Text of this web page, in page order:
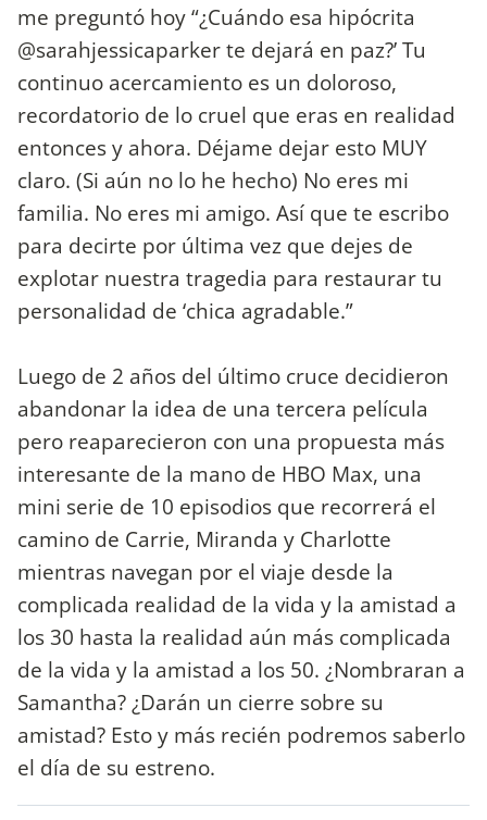
me preguntó hoy “¿Cuándo esa hipócrita
@sarahjessicaparker te dejará en paz?’ Tu
continuo acercamiento es un doloroso,
recordatorio de lo cruel que eras en realidad
entonces y ahora. Déjame dejar esto MUY
claro. (Si aún no lo he hecho) No eres mi
familia. No eres mi amigo. Así que te escribo
para decirte por última vez que dejes de
explotar nuestra tragedia para restaurar tu
personalidad de ‘chica agradable.”
Luego de 2 años del último cruce decidieron
abandonar la idea de una tercera película
pero reaparecieron con una propuesta más
interesante de la mano de HBO Max, una
mini serie de 10 episodios que recorrerá el
camino de Carrie, Miranda y Charlotte
mientras navegan por el viaje desde la
complicada realidad de la vida y la amistad a
los 30 hasta la realidad aún más complicada
de la vida y la amistad a los 50. ¿Nombraran a
Samantha? ¿Darán un cierre sobre su
amistad? Esto y más recién podremos saberlo
el día de su estreno.